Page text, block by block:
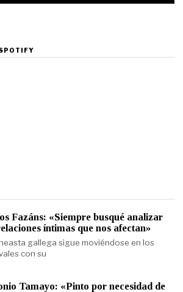
Fazáns: «Siempre busqué analizar
íntimas que nos afectan»
gallega sigue moviéndose en los
con su
Tamayo: «Pinto por necesidad de